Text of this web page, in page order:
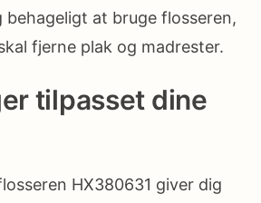
at bruge flosseren,
fjerne plak og madrester.
tilpasset dine
HX380631 giver dig